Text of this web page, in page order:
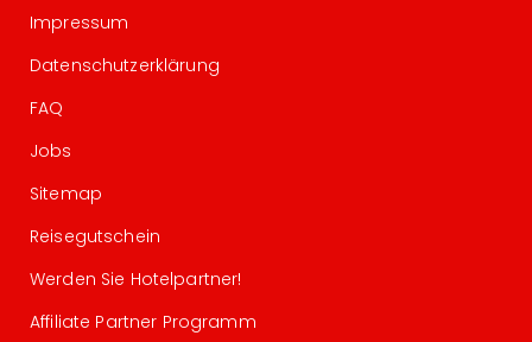
Impressum
Datenschutzerklärung
FAQ
Jobs
Sitemap
Reisegutschein
Werden Sie Hotelpartner!
Affiliate Partner Programm